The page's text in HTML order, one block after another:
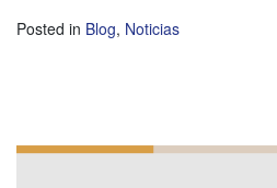
Posted in Blog, Noticias